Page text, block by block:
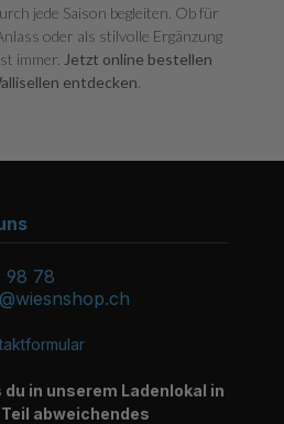
jede Saison begleiten. Ob für
oder als stilvolle Ergänzung
immer. Jetzt online bestellen
entdecken
98 78
in unserem Ladenlokal in
abweichendes